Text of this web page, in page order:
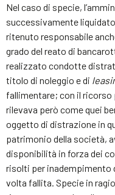
Nel caso di specie,
successivamente
ritenuto responsabile
grado del reato di
realizzato condotte
titolo di noleggio e di
fallimentare; con il ricorso
rilevava però come quei
oggetto di distrazione in
patrimonio della società,
disponibilità in forza dei
risolti per inadempimento
volta fallita. Specie in